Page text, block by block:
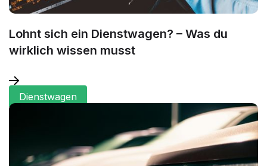
Lohnt sich ein Dienstwagen? – Was du
wirklich wissen musst
Dienstwagen